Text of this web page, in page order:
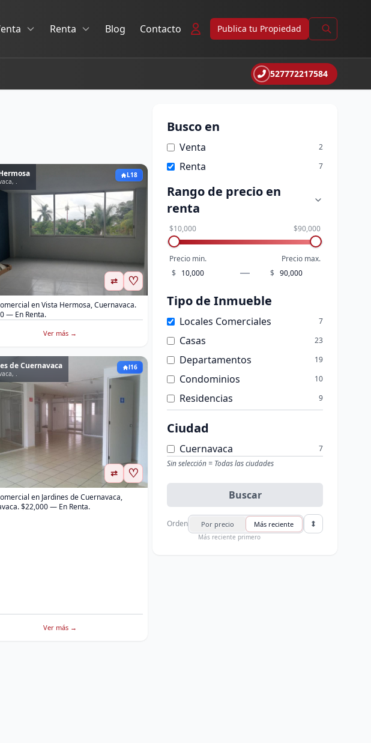
Renta Blog Contacto Publica tu Propiedad
527772217584
.
L18
⇄ ♡
en Vista Hermosa, Cuernavaca.
$10,000 — En Renta.
Ver más →
de Cuernavaca
.
l16
⇄ ♡
en Jardines de Cuernavaca,
Cuernavaca. $22,000 — En Renta.
Ver más →
Busco en
Venta 2
Renta 7
Rango de precio en
renta
$10,000 $90,000
Precio min.
Precio max.
$
$
Tipo de Inmueble
Locales Comerciales 7
Casas 23
Departamentos 19
Condominios 10
Residencias 9
Bodegas
Oficinas 1
Ciudad
Cuernavaca
7
Sin selección = Todas las ciudades
Buscar
Orden Por precio Más reciente
Más reciente primero